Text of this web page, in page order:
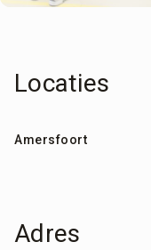
Locaties
Amersfoort
Adres